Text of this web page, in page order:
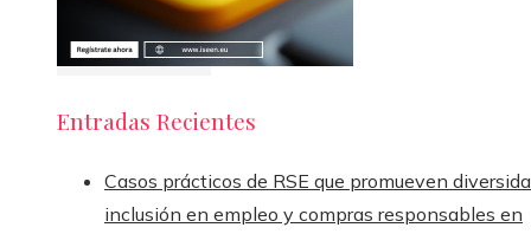
Entradas Recientes
Casos prácticos de RSE que promueven
inclusión en empleo y compras responsables en